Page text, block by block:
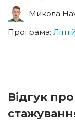
Микола
Програма:
Відгук